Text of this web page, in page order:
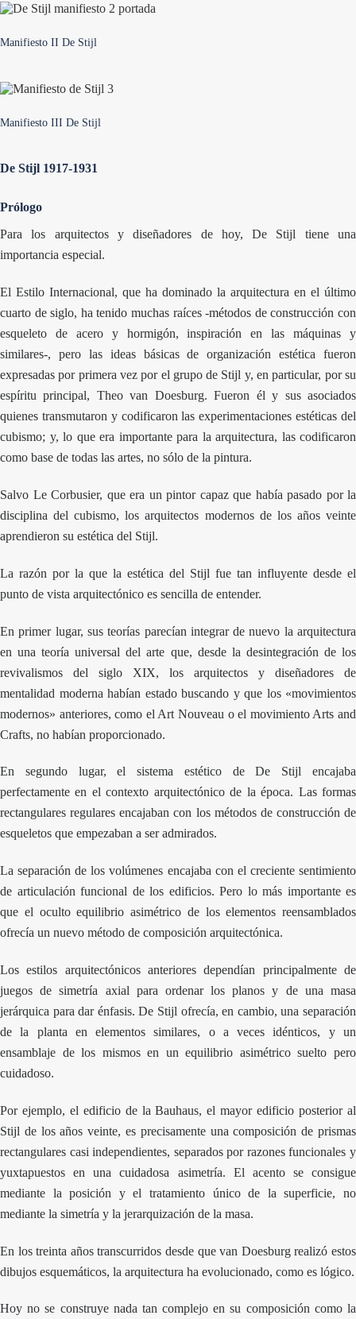
Manifiesto II De Stijl
Manifiesto III De Stijl
De Stijl 1917-1931
Prólogo
Para los arquitectos y diseñadores de hoy,De Stijl tiene una
importancia especial.
El Estilo Internacional, que ha dominado la arquitectura en el último
cuarto de siglo, ha tenido muchas raíces -métodos de construcción con
esqueleto de acero y hormigón, inspiración en las máquinas y
similares-, pero las ideas básicas de organización estética fueron
expresadas por primera vez por el grupo de Stijl y, en particular, por su
espíritu principal, Theo van Doesburg. Fueron él y sus asociados
quienes transmutaron y codificaron las experimentaciones estéticas del
cubismo; y, lo que era importante para la arquitectura, las codificaron
como base de todas las artes, no sólo de la pintura.
Salvo Le Corbusier, que era un pintor capaz que había pasado por la
disciplina del cubismo, los arquitectos modernos de los años veinte
aprendieron su estética del Stijl.
La razón por la que la estética del Stijl fue tan influyente desde el
punto de vista arquitectónico es sencilla de entender.
En primer lugar, sus teorías parecían integrar de nuevo la arquitectura
en una teoría universal del arte que, desde la desintegración de los
revivalismos del siglo XIX, los arquitectos y diseñadores de
mentalidad moderna habían estado buscando y que los «movimientos
modernos» anteriores, como el Art Nouveau o el movimiento Arts and
Crafts, no habían proporcionado.
En segundo lugar, el sistema estético de De Stijl encajaba
perfectamente en el contexto arquitectónico de la época. Las formas
rectangulares regulares encajaban con los métodos de construcción de
esqueletos que empezaban a ser admirados.
La separación de los volúmenes encajaba con el creciente sentimiento
de articulación funcional de los edificios. Pero lo más importante es
que el oculto equilibrio asimétrico de los elementos reensamblados
ofrecía un nuevo método de composición arquitectónica.
Los estilos arquitectónicos anteriores dependían principalmente de
juegos de simetría axial para ordenar los planos y de una masa
jerárquica para dar énfasis. De Stijl ofrecía, en cambio, una separación
de la planta en elementos similares, o a veces idénticos, y un
ensamblaje de los mismos en un equilibrio asimétrico suelto pero
cuidadoso.
Por ejemplo, el edificio de la Bauhaus, el mayor edificio posterior al
Stijl de los años veinte, es precisamente una composición de prismas
rectangulares casi independientes, separados por razones funcionales y
yuxtapuestos en una cuidadosa asimetría. El acento se consigue
mediante la posición y el tratamiento único de la superficie, no
mediante la simetría y la jerarquización de la masa.
En los treinta años transcurridos desde que van Doesburg realizó estos
dibujos esquemáticos, la arquitectura ha evolucionado, como es lógico.
Hoy no se construye nada tan complejo en su composición como la